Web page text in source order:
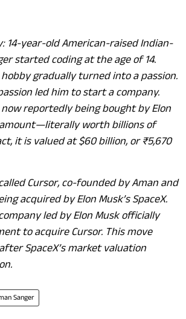
14-year-old American-raised Indian-
started coding at the age of 14.
hobby gradually turned into a passion.
led him to start a company.
reportedly being bought by Elon
worth billions of
it is valued at $60 billion, or ₹5,670
Cursor, co-founded by Aman and
acquired by Elon Musk’s SpaceX.
led by Elon Musk officially
to acquire Cursor. This move
SpaceX’s market valuation
Sanger